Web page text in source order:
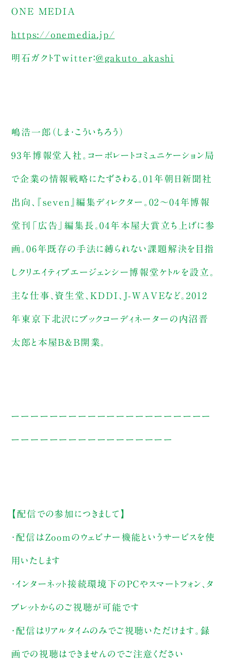
ONE MEDIA
https://onemedia.jp/
明石ガクトTwitter：@gakuto_akashi
嶋浩一郎（しま・こういちろう）
93年博報堂入社。コーポレートコミュニケーション局
で企業の情報戦略にたずさわる。01年朝日新聞社
出向、『seven』編集ディレクター。02～04年博報
堂刊「広告」編集長。04年本屋大賞立ち上げに参
画。06年既存の手法に縛られない課題解決を目指
しクリエイティブエージェンシー博報堂ケトルを設立。
主な仕事、資生堂、KDDI、J-WAVEなど。2012
年東京下北沢にブックコーディネーターの内沼晋
太郎と本屋B&B開業。
ーーーーーーーーーーーーーーーーーーーーー
ーーーーーーーーーーーーーーーーー
【配信での参加につきまして】
・配信はZoomのウェビナー機能というサービスを使
用いたします
・インターネット接続環境下のPCやスマートフォン、タ
ブレットからのご視聴が可能です
・配信はリアルタイムのみでご視聴いただけます。録
画での視聴はできませんのでご注意ください